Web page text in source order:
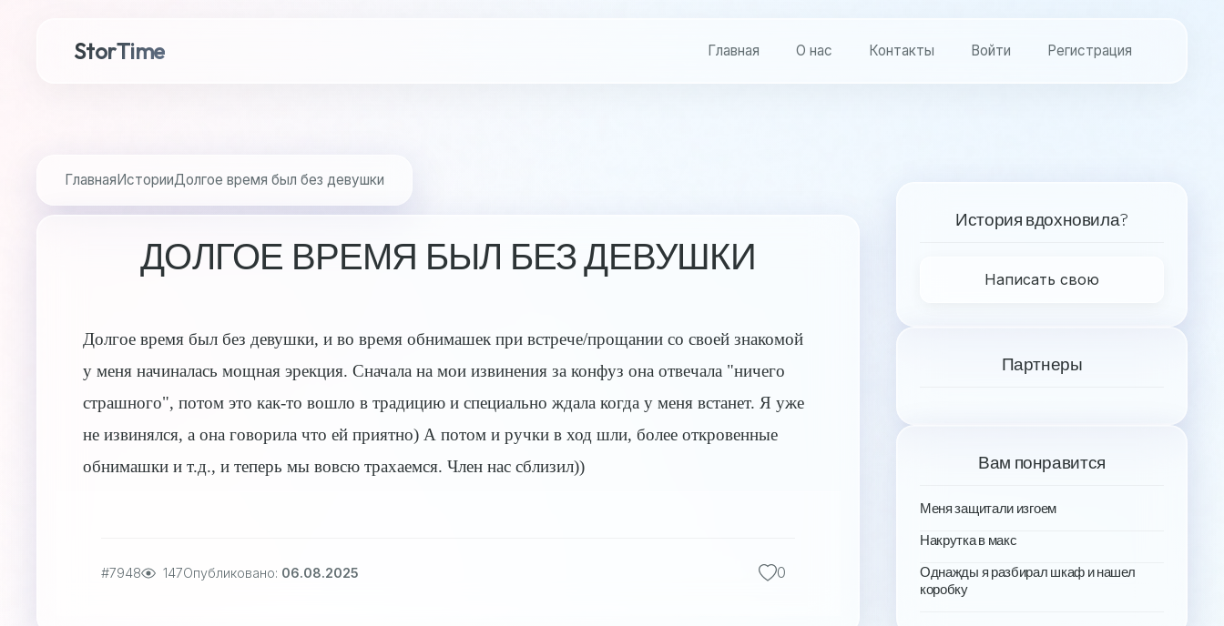
StorTime Главная О нас Контакты Войти Регистрация
ГлавнаяИсторииДолгое время был без девушки
ДОЛГОЕ ВРЕМЯ БЫЛ БЕЗ ДЕВУШКИ
Долгое время был без девушки, и во время обнимашек при встрече/прощании со своей знакомой
у меня начиналась мощная эрекция. Сначала на мои извинения за конфуз она отвечала "ничего
страшного", потом это как-то вошло в традицию и специально ждала когда у меня встанет. Я уже
не извинялся, а она говорила что ей приятно) А потом и ручки в ход шли, более откровенные
обнимашки и т.д., и теперь мы вовсю трахаемся. Член нас сблизил))
#7948 147Опубликовано: 06.08.2025 0
История вдохновила?
Написать свою
Партнеры
Вам понравится
Меня защитали изгоем
Накрутка в макс
Однажды я разбирал шкаф и нашел
коробку